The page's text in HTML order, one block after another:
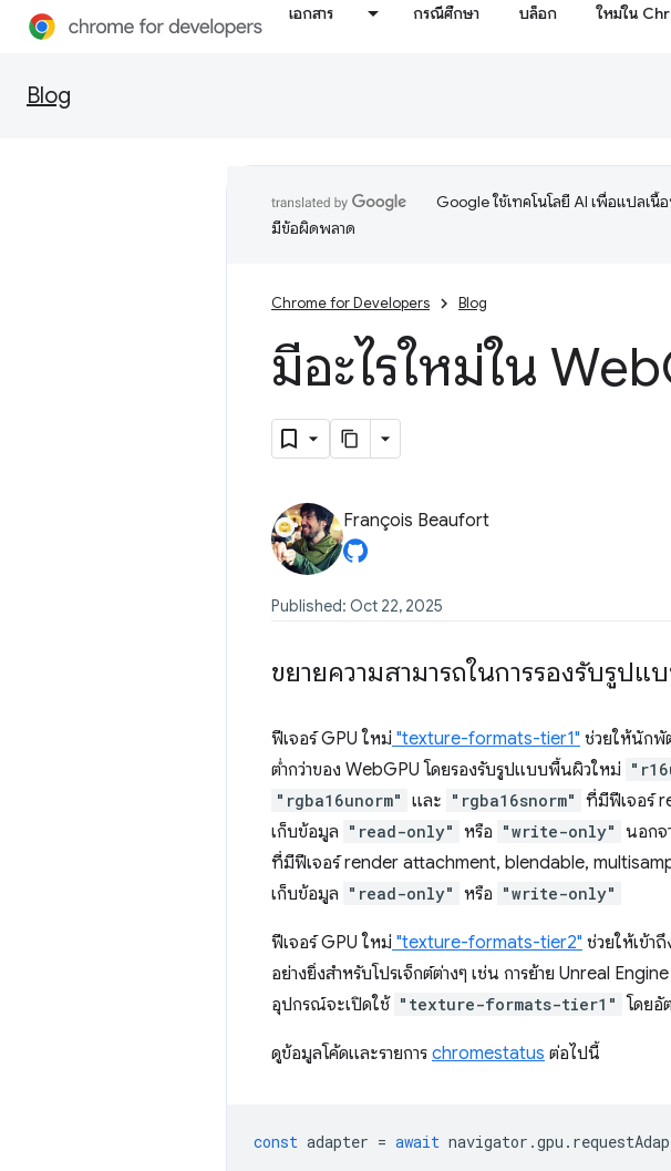
เอกสาร กรณีศึกษา บล็อก ใหม่ใน
Blog
Google ใช้เทคโนโลยี AI เพื่อแปลเนื้
มีข้อผิดพลาด
Chrome for Developers Blog
มีอะไรใหม่ใน Web
François Beaufort
Published: Oct 22, 2025
ขยายความสามารถในการรองรับรูป
ฟีเจอร์ GPU ใหม่ "texture-formats-tier1" ช่วยให้นักพั
ต่ำกว่าของ WebGPU โดยรองรับรูปแบบพื้นผิวใหม่
"rgba16unorm" และ "rgba16snorm" ที่มีฟีเจอร์
เก็บข้อมูล "read-only" หรือ "write-only" นอกจ
ที่มีฟีเจอร์ render attachment, blendable,
เก็บข้อมูล "read-only" หรือ "write-only"
ฟีเจอร์ GPU ใหม่ "texture-formats-tier2" ช่วยให้เข้า
อย่างยิ่งสำหรับโปรเจ็กต์ต่างๆ เช่น การย้าย Unreal
อุปกรณ์จะเปิดใช้ "texture-formats-tier1" โดยอั
ดูข้อมูลโค้ดและรายการ chromestatus ต่อไปนี้
const adapter = await navigator .gpu .